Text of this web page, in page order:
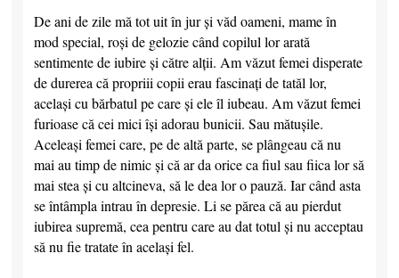
De ani de zile mă tot uit în jur şi văd oameni, mame în
mod special, roşi de gelozie când copilul lor arată
sentimente de iubire şi către alţii. Am văzut femei disperate
de durerea că propriii copii erau fascinaţi de tatăl lor,
acelaşi cu bărbatul pe care şi ele îl iubeau. Am văzut femei
furioase că cei mici îşi adorau bunicii. Sau mătuşile.
Aceleaşi femei care, pe de altă parte, se plângeau că nu
mai au timp de nimic şi că ar da orice ca fiul sau fiica lor să
mai stea şi cu altcineva, să le dea lor o pauză. Iar când asta
se întâmpla intrau în depresie. Li se părea că au pierdut
iubirea supremă, cea pentru care au dat totul şi nu acceptau
să nu fie tratate în acelaşi fel.